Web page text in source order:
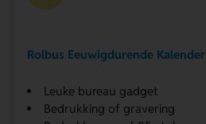
Rolbus Eeuwigdurende Kalender
Leuke bureau gadget
Bedrukking of gravering